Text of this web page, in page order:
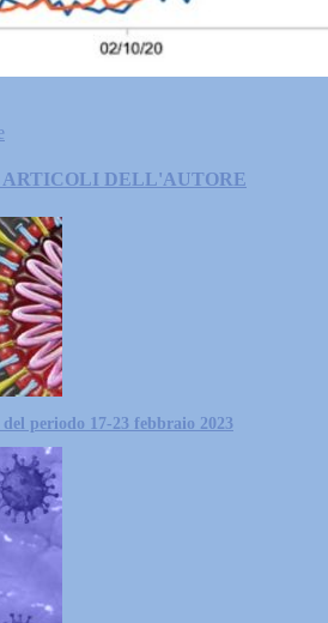
DELL'AUTORE
periodo 17-23 febbraio 2023